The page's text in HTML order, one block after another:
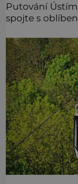
Putování
spojte s